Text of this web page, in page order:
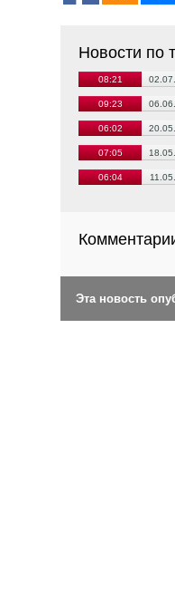
Новости по
08:21
09:23
06:02
07:05
06:04
Эта новость